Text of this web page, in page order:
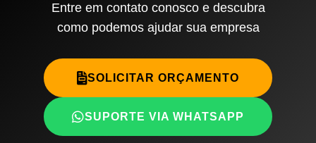
Entre em contato conosco e descubra
como podemos ajudar sua empresa
SOLICITAR ORÇAMENTO
SUPORTE VIA WHATSAPP